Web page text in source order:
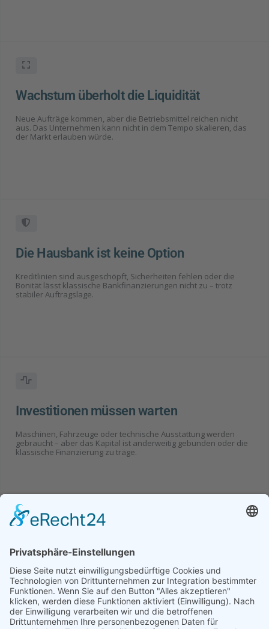
Wachstum überholt die Liquidität
Neue Aufträge kommen, aber die Betriebsmittel reichen nicht
aus. Das Unternehmen kann nicht in dem Tempo skalieren, das
der Markt erlauben würde.
Die Hausbank ist keine Option
Kreditlinien sind ausgeschöpft, Sicherheiten fehlen oder die
Bonität lässt klassische Bankfinanzierungen nicht zu – trotz
stabiler Auftragslage.
Investitionen müssen warten
Maschinen, Fahrzeuge oder technische Ausstattung werden
gebraucht – aber das Kapital ist anderweitig gebunden oder die
klassische Finanzierung zu träge.
Saisonale Schwankungen sind nicht
planbar
Geschäftsmodelle mit ausgeprägter Saisonalität brauchen
flexible Finanzierungsstrukturen – keine starren Kreditlinien mit
festen Tilgungsplänen.